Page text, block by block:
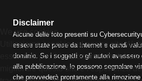
Disclaimer
Alcune delle foto presenti su
essere state prese da Internet e quindi
dominio. Se i soggetti o gli autori avessero
alla pubblicazione, lo possono segnalare
che provvederà prontamente alla
We use cookies
Utilizziamo i cookie sul nostro sito
essenziali per il funzionamento del
migliorare questo sito e l'esperienza